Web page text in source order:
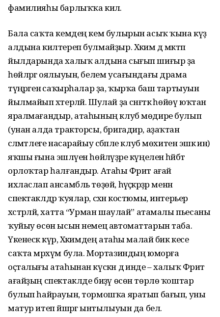
фамилияһы барлыҡҡа килә.
Бала саҡта кемдең кем булырын асыҡ ҡына күҙ
алдына килтереп булмайҙыр. Хәким дә мәктәп
йылдарында халыҡ алдына сығып шиғыр ҙа
һөйләргә оялыуын, белем усағындағы драма
түңәрәгенә саҡырһалар ҙа, ҡырҡа баш тартыуын
йылмайып хәтерләй. Шулай ҙа сәнғәткә һөйөү юҡтан
яралмағандыр, атаһының клуб мөдире булып
(унан алда тракторсы, бригадир, аҙаҡтан
сәләмәтлеге насарайыу сәбәпле клуб мөхитенә эшкә инә)
яҡшы ғына эшләүен һөйләүҙәре күңеленә һәйбәт
орлоҡтар һалғандыр. Атаһы Фәрит ағай
ихласлап ансамбль төҙөй, һәүәҫкәрҙәр менән
спектаклдәр ҡуялар, сәхнә костюмы, интерьер
хәстәрләй, хатта “Урман шаулай” атамалы пьесаны
ҡуйыу өсөн ысын немец автоматтарын таба.
Үкенескә күрә, Хәкимдең атаһы малай бик кесе
саҡта мәрхүм була. Мортазиндың юморға
оҫталығы атаһынан күскән дә инде – халыҡ Фәрит
ағайҙың спектаклде биҙәү өсөн төрлө ҡоштар
булып һайрауын, тормошҡа яратып бағып, уны
матур итеп йәшәргә ынтылыуын да белә.